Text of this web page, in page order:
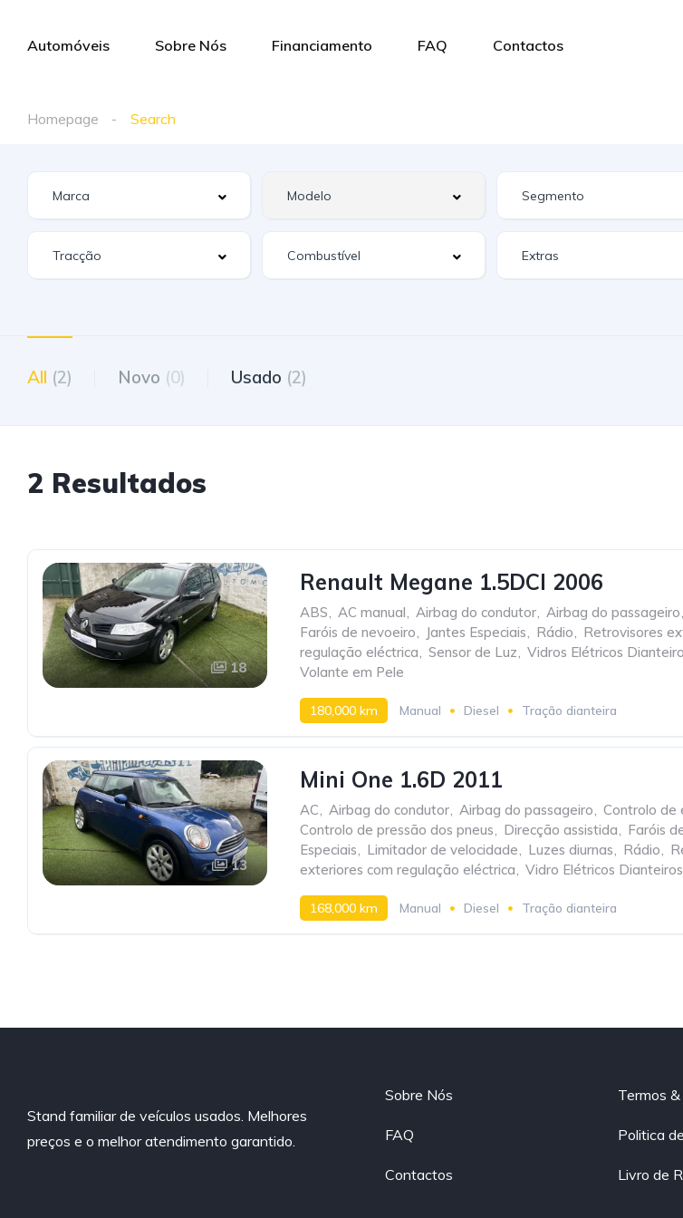
Automóveis Sobre Nós Financiamento FAQ Contactos
Homepage Search
Extras
All (2) Novo (0) Usado (2)
2 Resultados
18
Renault Megane 1.5DCI 2006
ABS, AC manual, Airbag do condutor, Airbag do passageiro,
Faróis de nevoeiro, Jantes Especiais, Rádio, Retrovisores
regulação eléctrica, Sensor de Luz, Vidros Elétricos
Volante em Pele
180,000 km Manual Diesel Tração dianteira
13
Mini One 1.6D 2011
AC, Airbag do condutor, Airbag do passageiro, Controlo de
Controlo de pressão dos pneus, Direcção assistida, Faróis
Especiais, Limitador de velocidade, Luzes diurnas, Rádio,
exteriores com regulação eléctrica, Vidro Elétricos Dianteiros
168,000 km Manual Diesel Tração dianteira
Stand familiar de veículos usados. Melhores
preços e o melhor atendimento garantido.
Sobre Nós
FAQ
Contactos
Termos
Politica
Livro de